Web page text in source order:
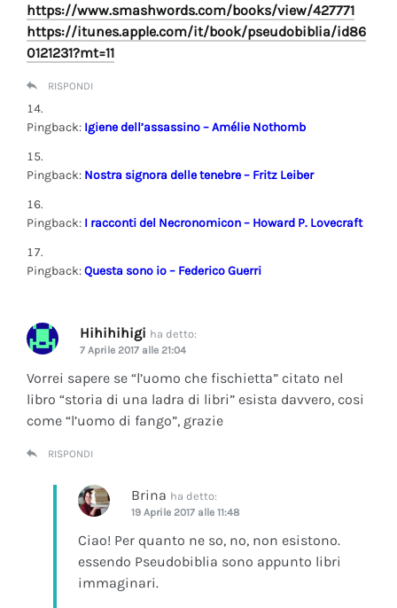
https://www.smashwords.com/books/view/427771
https://itunes.apple.com/it/book/pseudobiblia/id86
0121231?mt=11
RISPONDI
Pingback: Igiene dell’assassino – Amélie Nothomb
Pingback: Nostra signora delle tenebre – Fritz Leiber
Pingback: I racconti del Necronomicon – Howard P. Lovecraft
Pingback:Questa sono io – Federico Guerri
Hihihihigi ha detto:
7 Aprile 2017 alle 21:04
Vorrei sapere se “l’uomo che fischietta” citato nel
libro “storia di una ladra di libri” esista davvero, cosi
come “l’uomo di fango”, grazie
RISPONDI
Brina ha detto:
19 Aprile 2017 alle 11:48
Ciao! Per quanto ne so, no, non esistono.
essendo Pseudobiblia sono appunto libri
immaginari.